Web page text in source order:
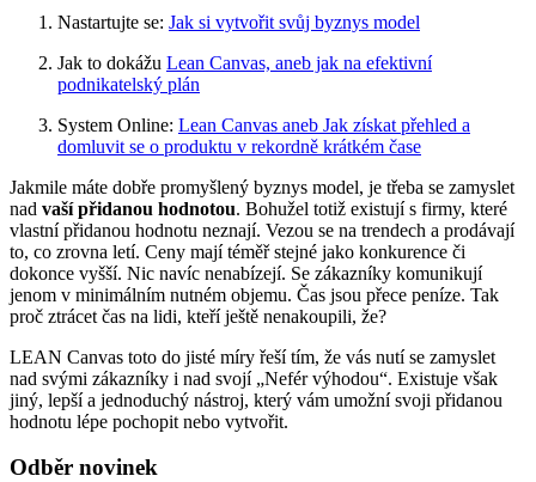
Nastartujte se: Jak si vytvořit svůj byznys model
Jak to dokážu Lean Canvas, aneb jak na efektivní
podnikatelský plán
System Online: Lean Canvas aneb Jak získat přehled a
domluvit se o produktu v rekordně krátkém čase
Jakmile máte dobře promyšlený byznys model, je třeba se zamyslet
nad vaší přidanou hodnotou. Bohužel totiž existují s firmy, které
vlastní přidanou hodnotu neznají. Vezou se na trendech a prodávají
to, co zrovna letí. Ceny mají téměř stejné jako konkurence či
dokonce vyšší. Nic navíc nenabízejí. Se zákazníky komunikují
jenom v minimálním nutném objemu. Čas jsou přece peníze. Tak
proč ztrácet čas na lidi, kteří ještě nenakoupili, že?
LEAN Canvas toto do jisté míry řeší tím, že vás nutí se zamyslet
nad svými zákazníky i nad svojí „Nefér výhodou“. Existuje však
jiný, lepší a jednoduchý nástroj, který vám umožní svoji přidanou
hodnotu lépe pochopit nebo vytvořit.
Odběr novinek